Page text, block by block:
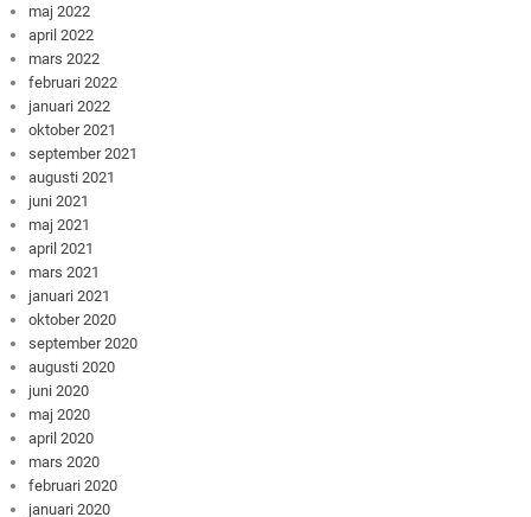
maj 2022
april 2022
mars 2022
februari 2022
januari 2022
oktober 2021
september 2021
augusti 2021
juni 2021
maj 2021
april 2021
mars 2021
januari 2021
oktober 2020
september 2020
augusti 2020
juni 2020
maj 2020
april 2020
mars 2020
februari 2020
januari 2020